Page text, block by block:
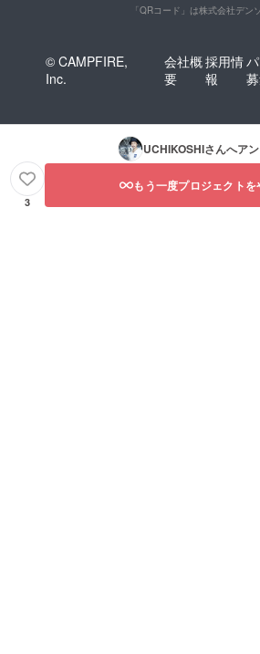
れなりの値段がかかり
るときは、そういうの
に頼むのもアリです
な感じで、着々と進行
してます！！ 本体の
Lighthouse Serviceの
「QRコード」は株式会社デン
© CAMPFIRE,
Inc.
会社概
要
採用情
報
UCHIKOSHIさんへア
3
もう一度プロジェクト